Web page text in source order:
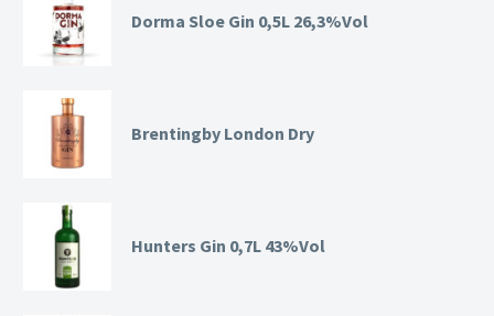
Dorma Sloe Gin 0,5L 26,3%Vol
Brentingby London Dry
Hunters Gin 0,7L 43%Vol